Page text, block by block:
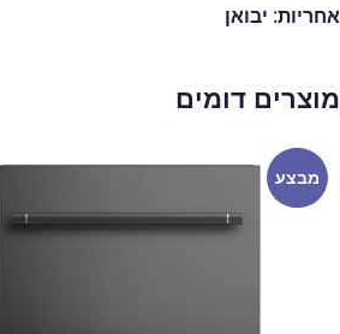
אחריות: יבואן
מוצרים דומים
מבצע